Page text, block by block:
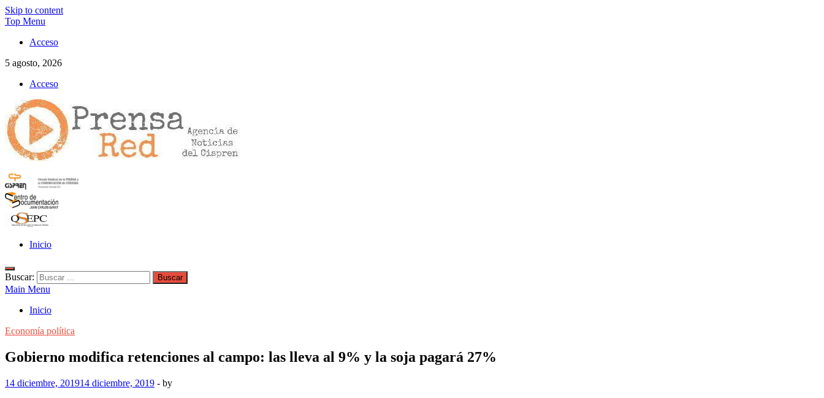
Skip to content
Top Menu
Acceso
5 agosto, 2026
Acceso
>>prensared>>
LA AGENCIA DE NOTICIAS DEL CISPREN
Inicio
Buscar:
Main Menu
Inicio
Economía política
Gobierno modifica retenciones al campo: las lleva al 9% y la soja pagará 27%
14 diciembre, 201914 diciembre, 2019 - by